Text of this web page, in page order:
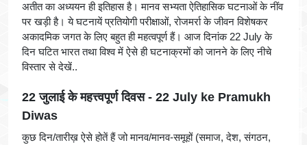
अतीत का अध्ययन ही इतिहास है। मानव सभ्यता ऐतिहासिक घटनाओं के नींव
पर खड़ी है। ये घटनायें प्रतियोगी परीक्षाओं, रोजमर्रा के जीवन विशेषकर
अकादमिक जगत के लिए बहुत ही महत्वपूर्ण हैं। आज दिनांक 22 July के
दिन घटित भारत तथा विश्व में ऐसे ही घटनाक्रमों को जानने के लिए नीचे
विस्तार से देखें..
22 जुलाई के महत्त्वपूर्ण दिवस - 22 July ke Pramukh
Diwas
कुछ दिन/तारीख़ ऐसे होतें हैं जो मानव/मानव-समूहों (समाज, देश, संगठन,